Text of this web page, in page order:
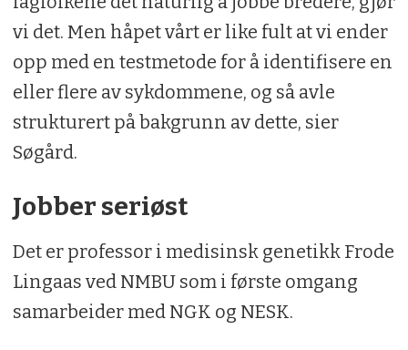
vi det. Men håpet vårt er like fult at vi ender
opp med en testmetode for å identifisere en
eller flere av sykdommene, og så avle
strukturert på bakgrunn av dette, sier
Søgård.
Jobber seriøst
Det er professor i medisinsk genetikk Frode
Lingaas ved NMBU som i første omgang
samarbeider med NGK og NESK.